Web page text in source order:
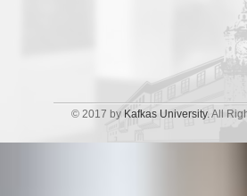
© 2017 by Kafkas University. All